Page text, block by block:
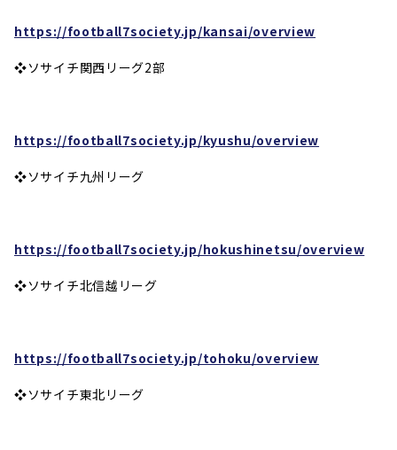
https://football7society.jp/kansai/overview
❖ソサイチ関西リーグ2部
https://football7society.jp/kyushu/overview
❖ソサイチ九州リーグ
https://football7society.jp/hokushinetsu/overview
❖ソサイチ北信越リーグ
https://football7society.jp/tohoku/overview
❖ソサイチ東北リーグ